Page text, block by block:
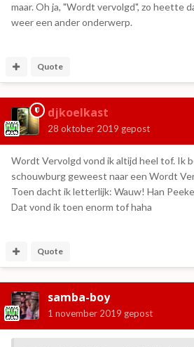
maar. Oh ja, "Wordt vervolgd", zo heette
weer een ander onderwerp.
Quote
djkoelkast
28 oktober 2019 gepost
Wordt Vervolgd vond ik altijd heel tof. Ik
schouwburg geweest naar een Wordt
Toen dacht ik letterlijk: Wauw! Han
Dat vond ik toen enorm tof haha
Quote
samba-boy
1 november 2019 gepost